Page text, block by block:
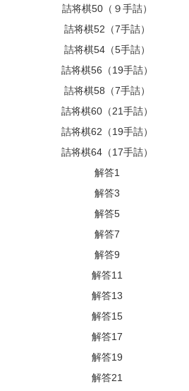
詰将棋50（９手詰）
詰将棋52（7手詰）
詰将棋54（5手詰）
詰将棋56（19手詰）
詰将棋58（7手詰）
詰将棋60（21手詰）
詰将棋62（19手詰）
詰将棋64（17手詰）
解答1
解答3
解答5
解答7
解答9
解答11
解答13
解答15
解答17
解答19
解答21